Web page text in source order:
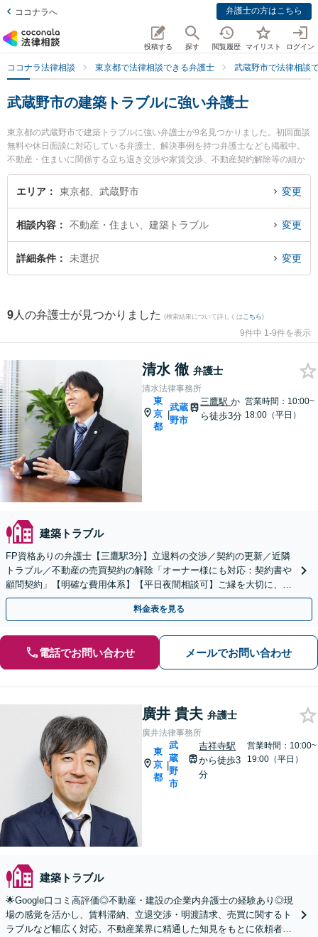
ココナラへ 弁護士の方はこちら
投稿する 探す 閲覧履歴 マイリスト ログイン
ココナラ法律相談 東京都で法律相談できる弁護士 武蔵野市で法律相談
武蔵野市の建築トラブルに強い弁護士
東京都の武蔵野市で建築トラブルに強い弁護士が9名見つかりました。初回面談
無料や休日面談に対応している弁護士、解決事例を持つ弁護士なども掲載中。
不動産・住まいに関係する立ち退き交渉や家賃交渉、不動産契約解除等の細か
な分野での絞り込み検索もでき便利です。特に清水法律事務所の清水 徹弁護士
や廣井法律事務所の廣井 貴夫弁護士、吉祥寺内藤法律事務所の内藤 幸徳弁護士
い』『建築トラブルのトラブル解決の実績豊富な近くの弁護士を検索したい』
『初回相談無料で建築トラブルを法律相談できる武蔵野市内の弁護士に相談予
約したい』などでお困りの相談者さんにおすすめです。
エリア 東京都、武蔵野市 変更
相談内容 不動産・住まい、建築トラブル 変更
詳細条件 未選択 変更
9 人の弁護士が見つかりました (検索結果について詳しくは こちら)
9件中 1-9件を表示
清水 徹 弁護士
清水法律事務所
東
京
都
|
武蔵
野市
三鷹駅か
ら徒歩3分
営業時間：10:00~
18:00（平日）
建築トラブル
FP資格ありの弁護士【三鷹駅3分】立退料の交渉／契約の更新／近隣
トラブル／不動産の売買契約の解除「オーナー様にも対応：契約書や
顧問契約」【明確な費用体系】【平日夜間相談可】ご縁を大切に、親
身な対応「時間的・精神的ストレスの軽減」
料金表を見る
電話でお問い合わせ メールでお問い合わせ
廣井 貴夫 弁護士
廣井法律事務所
東
京
都
|
武
蔵
野
市
吉祥寺駅
から徒歩3
分
営業時間：10:00~
19:00（平日）
建築トラブル
🌟Google口コミ高評価◎不動産・建設の企業内弁護士の経験あり◎現
場の感覚を活かし、賃料滞納、立退交渉・明渡請求、売買に関するト
ラブルなど幅広く対応。不動産業界に精通した知見をもとに依頼者の